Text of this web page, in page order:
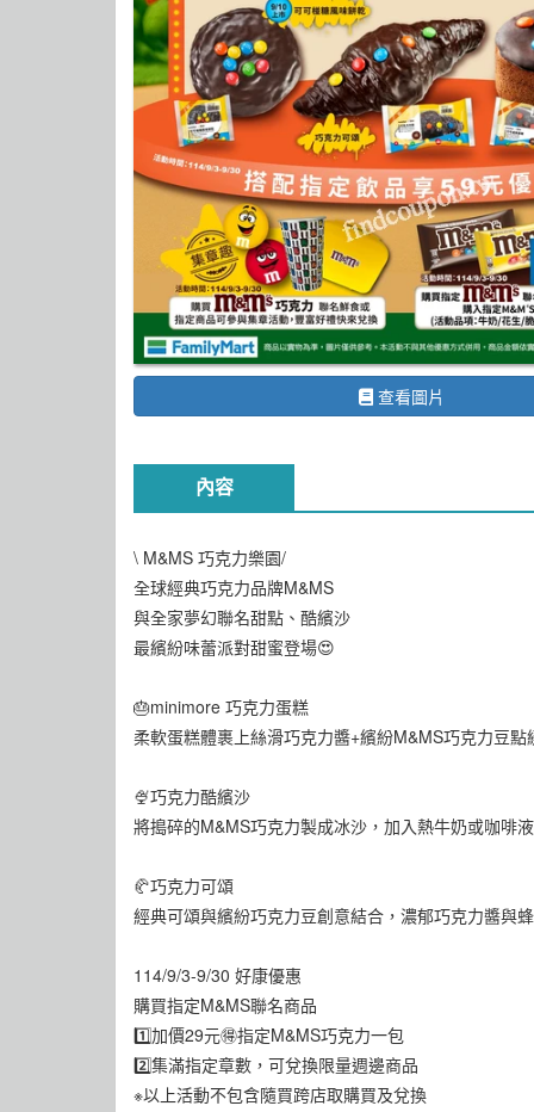
查看圖片
內容
\ M&MS 巧克力樂園/
全球經典巧克力品牌M&MS
與全家夢幻聯名甜點、酷繽沙
最繽紛味蕾派對甜蜜登場😍
🎂minimore 巧克力蛋糕
柔軟蛋糕體裹上絲滑巧克力醬+繽紛M&MS巧克力豆點
🍨巧克力酷繽沙
將搗碎的M&MS巧克力製成冰沙，加入熱牛奶或咖啡
🥐巧克力可頌
經典可頌與繽紛巧克力豆創意結合，濃郁巧克力醬與
114/9/3-9/30 好康優惠
購買指定M&MS聯名商品
1️⃣加價29元🉐指定M&MS巧克力一包
2️⃣集滿指定章數，可兌換限量週邊商品
※以上活動不包含隨買跨店取購買及兌換